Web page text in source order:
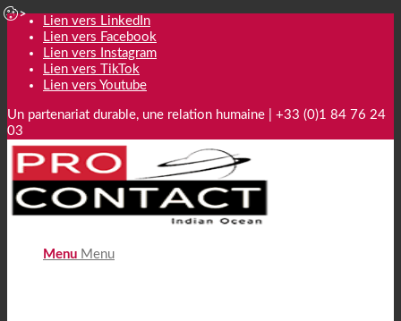
Lien vers LinkedIn
Lien vers Facebook
Lien vers Instagram
Lien vers TikTok
Lien vers Youtube
Un partenariat durable, une relation humaine | +33 (0)1 84 76 24
03
Menu Menu